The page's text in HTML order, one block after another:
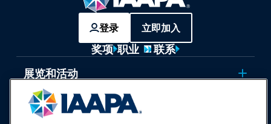
登录 立即加入
奖项 职业
联系
展览和活动
新闻与乐趣世界